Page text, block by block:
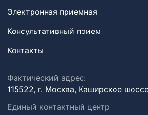
Электронная приемная
Консультативный прием
Контакты
Фактический адрес:
115522, г. Москва, Каширское
Единый контактный центр